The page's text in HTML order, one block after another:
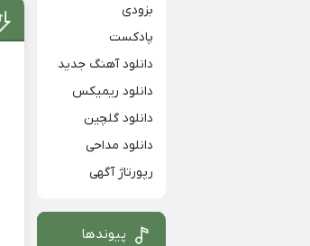
بزودی
پادکست
دانلود آهنگ جدید
دانلود ریمیکس
دانلود گلچین
دانلود مداحی
رپورتاژ آگهی
پیوندها